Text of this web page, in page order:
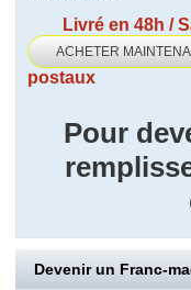
Livré en 48h /
ACHETER
postaux
Pour
Devenir un Franc-